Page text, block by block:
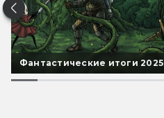
Фантастические итоги 2025